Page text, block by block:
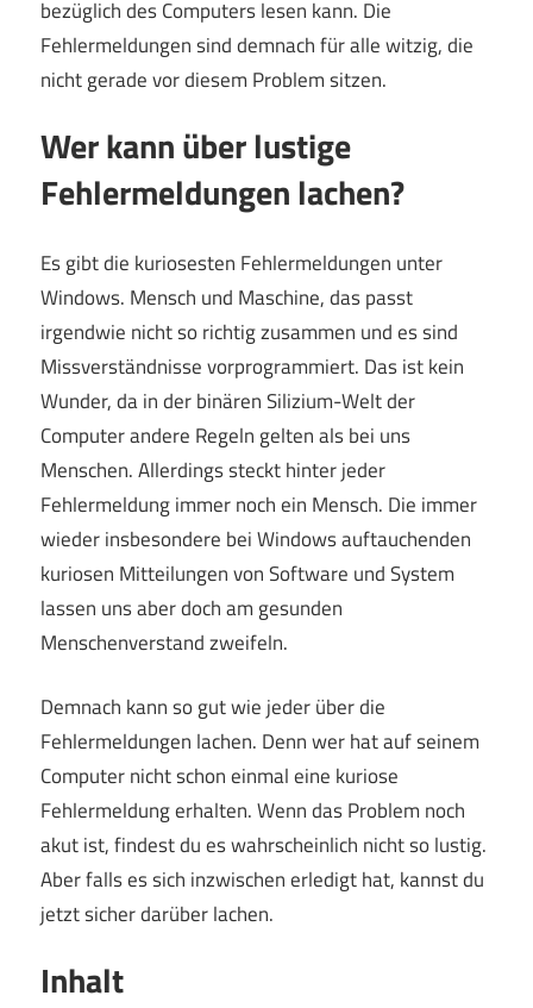
bezüglich des Computers lesen kann. Die
Fehlermeldungen sind demnach für alle witzig, die
nicht gerade vor diesem Problem sitzen.
Wer kann über lustige
Fehlermeldungen lachen?
Es gibt die kuriosesten Fehlermeldungen unter
Windows. Mensch und Maschine, das passt
irgendwie nicht so richtig zusammen und es sind
Missverständnisse vorprogrammiert. Das ist kein
Wunder, da in der binären Silizium-Welt der
Computer andere Regeln gelten als bei uns
Menschen. Allerdings steckt hinter jeder
Fehlermeldung immer noch ein Mensch. Die immer
wieder insbesondere bei Windows auftauchenden
kuriosen Mitteilungen von Software und System
lassen uns aber doch am gesunden
Menschenverstand zweifeln.
Demnach kann so gut wie jeder über die
Fehlermeldungen lachen. Denn wer hat auf seinem
Computer nicht schon einmal eine kuriose
Fehlermeldung erhalten. Wenn das Problem noch
akut ist, findest du es wahrscheinlich nicht so lustig.
Aber falls es sich inzwischen erledigt hat, kannst du
jetzt sicher darüber lachen.
Inhalt